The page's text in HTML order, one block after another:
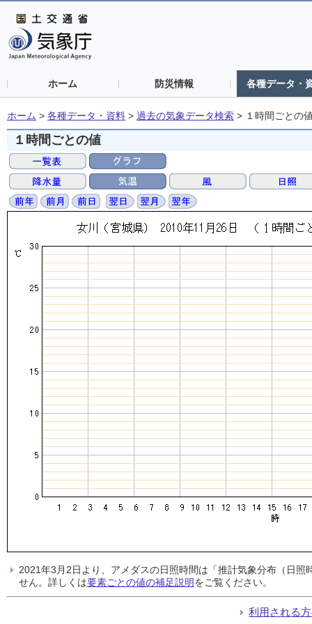
ホーム 防災情報 各種データ・
ホーム > 各種データ・資料 > 過去の気象データ検索 > １時間ごとの
１時間ごとの値
2021年3月2日より、アメダスの日照時間は「推計気象分布（日
せん。詳しくは要素ごとの値の補足説明をご覧ください。
利用される